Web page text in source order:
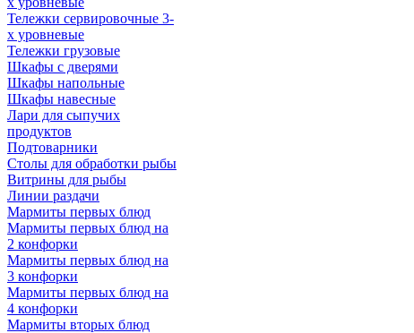
Тележки сервировочные 3-
х уровневые
Тележки грузовые
Шкафы с дверями
Шкафы напольные
Шкафы навесные
Лари для сыпучих
продуктов
Подтоварники
Столы для обработки рыбы
Витрины для рыбы
Линии раздачи
Мармиты первых блюд
Мармиты первых блюд на
2 конфорки
Мармиты первых блюд на
3 конфорки
Мармиты первых блюд на
4 конфорки
Мармиты вторых блюд